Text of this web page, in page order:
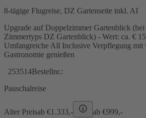
8-tägige Flugreise, DZ Gartenseite inkl. AI
Upgrade auf Doppelzimmer Gartenblick
Zimmertyps DZ Gartenblick) - Wert: ca. €
Umfangreiche All Inclusive Verpflegung mit
Gastronomie genießen
253514Bestellnr.:
Pauschalreise
Alter Preisab €1.333,- ab €999,-